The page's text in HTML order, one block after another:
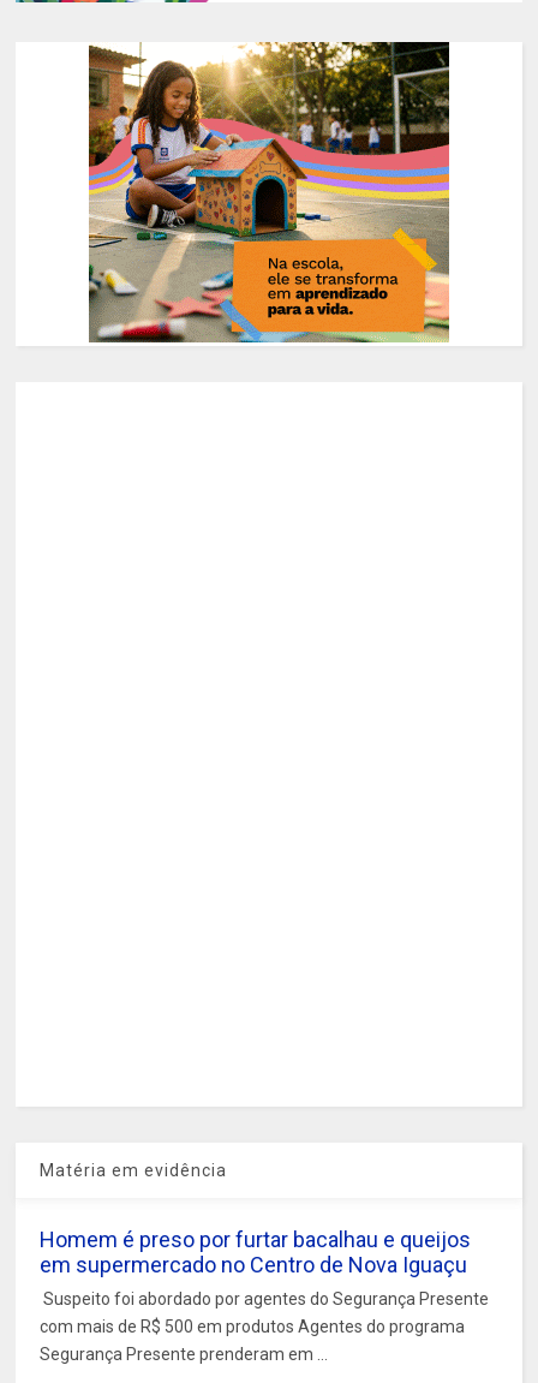
Matéria em evidência
Homem é preso por furtar bacalhau e queijos
em supermercado no Centro de Nova Iguaçu
Suspeito foi abordado por agentes do Segurança Presente
com mais de R$ 500 em produtos Agentes do programa
Segurança Presente prenderam em ...